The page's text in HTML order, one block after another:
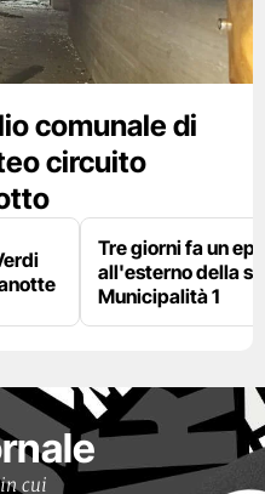
comunale di
circuito
Tre giorni fa un
all'esterno della
Municipalità 1
cui